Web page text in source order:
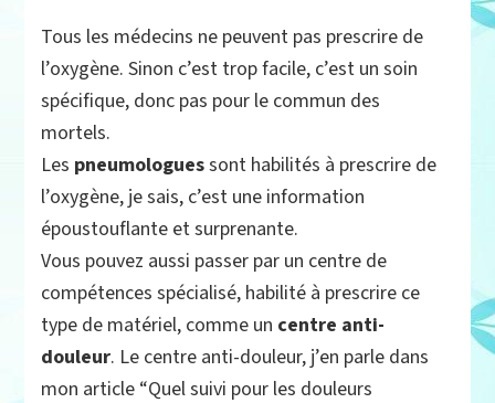
Tous les médecins ne peuvent pas prescrire de
l’oxygène. Sinon c’est trop facile, c’est un soin
spécifique, donc pas pour le commun des
mortels.
Les pneumologuessont habilités à prescrire de
l’oxygène, je sais, c’est une information
époustouflante et surprenante.
Vous pouvez aussi passer par un centre de
compétences spécialisé, habilité à prescrire ce
type de matériel, comme un centre anti-
douleur. Le centre anti-douleur, j’en parle dans
mon article “Quel suivi pour les douleurs